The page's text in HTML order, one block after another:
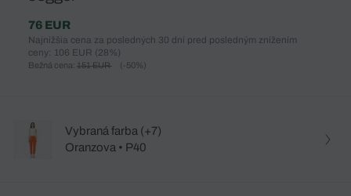
76 EUR
Najnižšia cena za posledných 30 dní pred posledným znížením
ceny: 106 EUR (28%)
Bežná cena: 151 EUR (-50%)
Vybraná farba (+7)
Oranzova • P40